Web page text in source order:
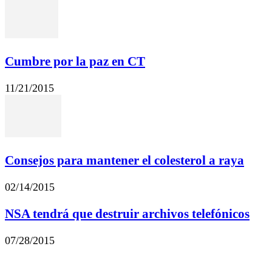
Cumbre por la paz en CT
11/21/2015
Consejos para mantener el colesterol a raya
02/14/2015
NSA tendrá que destruir archivos telefónicos
07/28/2015